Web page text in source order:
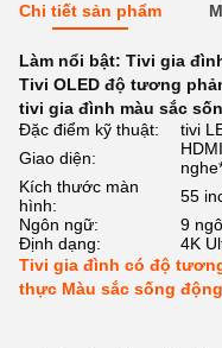
Chi tiết sản phẩm
Làm nổi bật: Tivi gia
Tivi OLED độ tương
tivi gia đình màu sắc
Đặc điểm kỹ thuật:
tivi
Giao diện:
Kích thước màn
hình:
55
Ngôn ngữ:
9
Định dạng:
4K
Tivi gia đình có độ
thực Màu sắc sống động